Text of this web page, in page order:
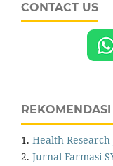
CONTACT US
1. Health
2. Jurnal Farmasi